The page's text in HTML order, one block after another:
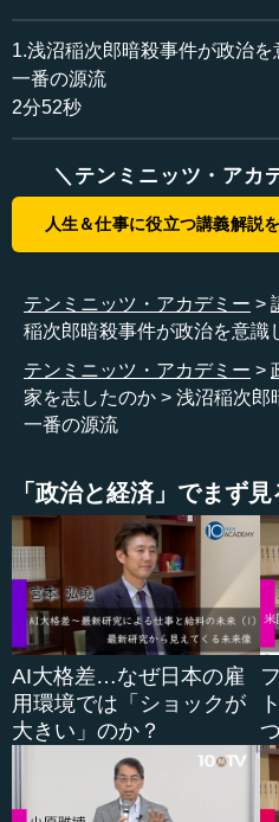
追加日：2014年3月6日
カテゴリー：
教育
キャリア・自分史
なんとなく政治が気になって
らです。これは信じてもらえ
昭和３２年の５月生まれなの
て亡くなるというニュースが
レビでずっと流れていまして
ぜあのおじさんは殺されたの
というのは大変な仕事なのよ
うことが一番の源流なのだと思
があって、内外ともに政治家
な、ものすごく大変な仕事だ
た。その怖い世界が見たかっ
で親子面談があって「将来何
ときに「内閣総理大臣」と答
なもので、怖いもの見たさと
事なのだと思っていました。
るのだというイメージがあっ
しかし、物心がついてくれば
賭けて世のため人のためとい
田中金脈問題があったり、私
も、千葉県にもいろいろな金
ました。おかしいなと思って
1.浅沼稲次郎暗殺事件が政治を
一番の源流
2分52秒
＼テンミニッツ・アカ
人生＆仕事に役立つ講義解説を
テンミニッツ・アカデミー
稲次郎暗殺事件が政治を意識
テンミニッツ・アカデミー
家を志したのか
浅沼稲次郎
一番の源流
「政治と経済」でまず
AI大格差…なぜ日本の雇
用環境では「ショックが
大きい」のか？